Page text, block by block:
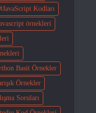
JavaScript Kodları
örnekleri
Basit Örnekler
Örnekler
Soruları